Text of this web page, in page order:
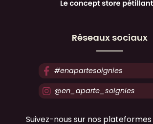
Réseaux sociaux
#enapartesoignies
@en_aparte_soignies
Suivez-nous sur nos